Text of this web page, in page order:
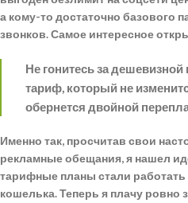
а кому-то достаточно базового
звонков. Самое интересное
Не гонитесь за
тариф, который не
обернется двойной
Именно так, просчитав свои
рекламные обещания, я нашел
тарифные планы стали
кошелька. Теперь я плачу ровно